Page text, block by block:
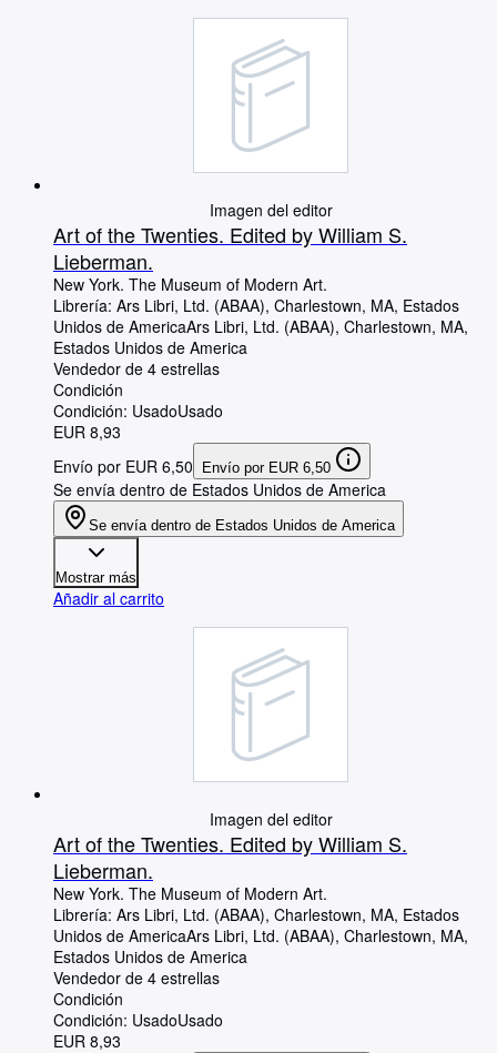
Imagen del editor
Art of the Twenties. Edited by William S.
Lieberman.
New York. The Museum of Modern Art.
Librería: Ars Libri, Ltd. (ABAA), Charlestown, MA, Estados
Unidos de AmericaArs Libri, Ltd. (ABAA), Charlestown, MA,
Estados Unidos de America
Vendedor de 4 estrellas
Condición
Condición: UsadoUsado
EUR 8,93
Envío por EUR 6,50
Envío por EUR 6,50
Se envía dentro de Estados Unidos de America
Se envía dentro de Estados Unidos de America
Mostrar más
Añadir al carrito
Imagen del editor
Art of the Twenties. Edited by William S.
Lieberman.
New York. The Museum of Modern Art.
Librería: Ars Libri, Ltd. (ABAA), Charlestown, MA, Estados
Unidos de AmericaArs Libri, Ltd. (ABAA), Charlestown, MA,
Estados Unidos de America
Vendedor de 4 estrellas
Condición
Condición: UsadoUsado
EUR 8,93